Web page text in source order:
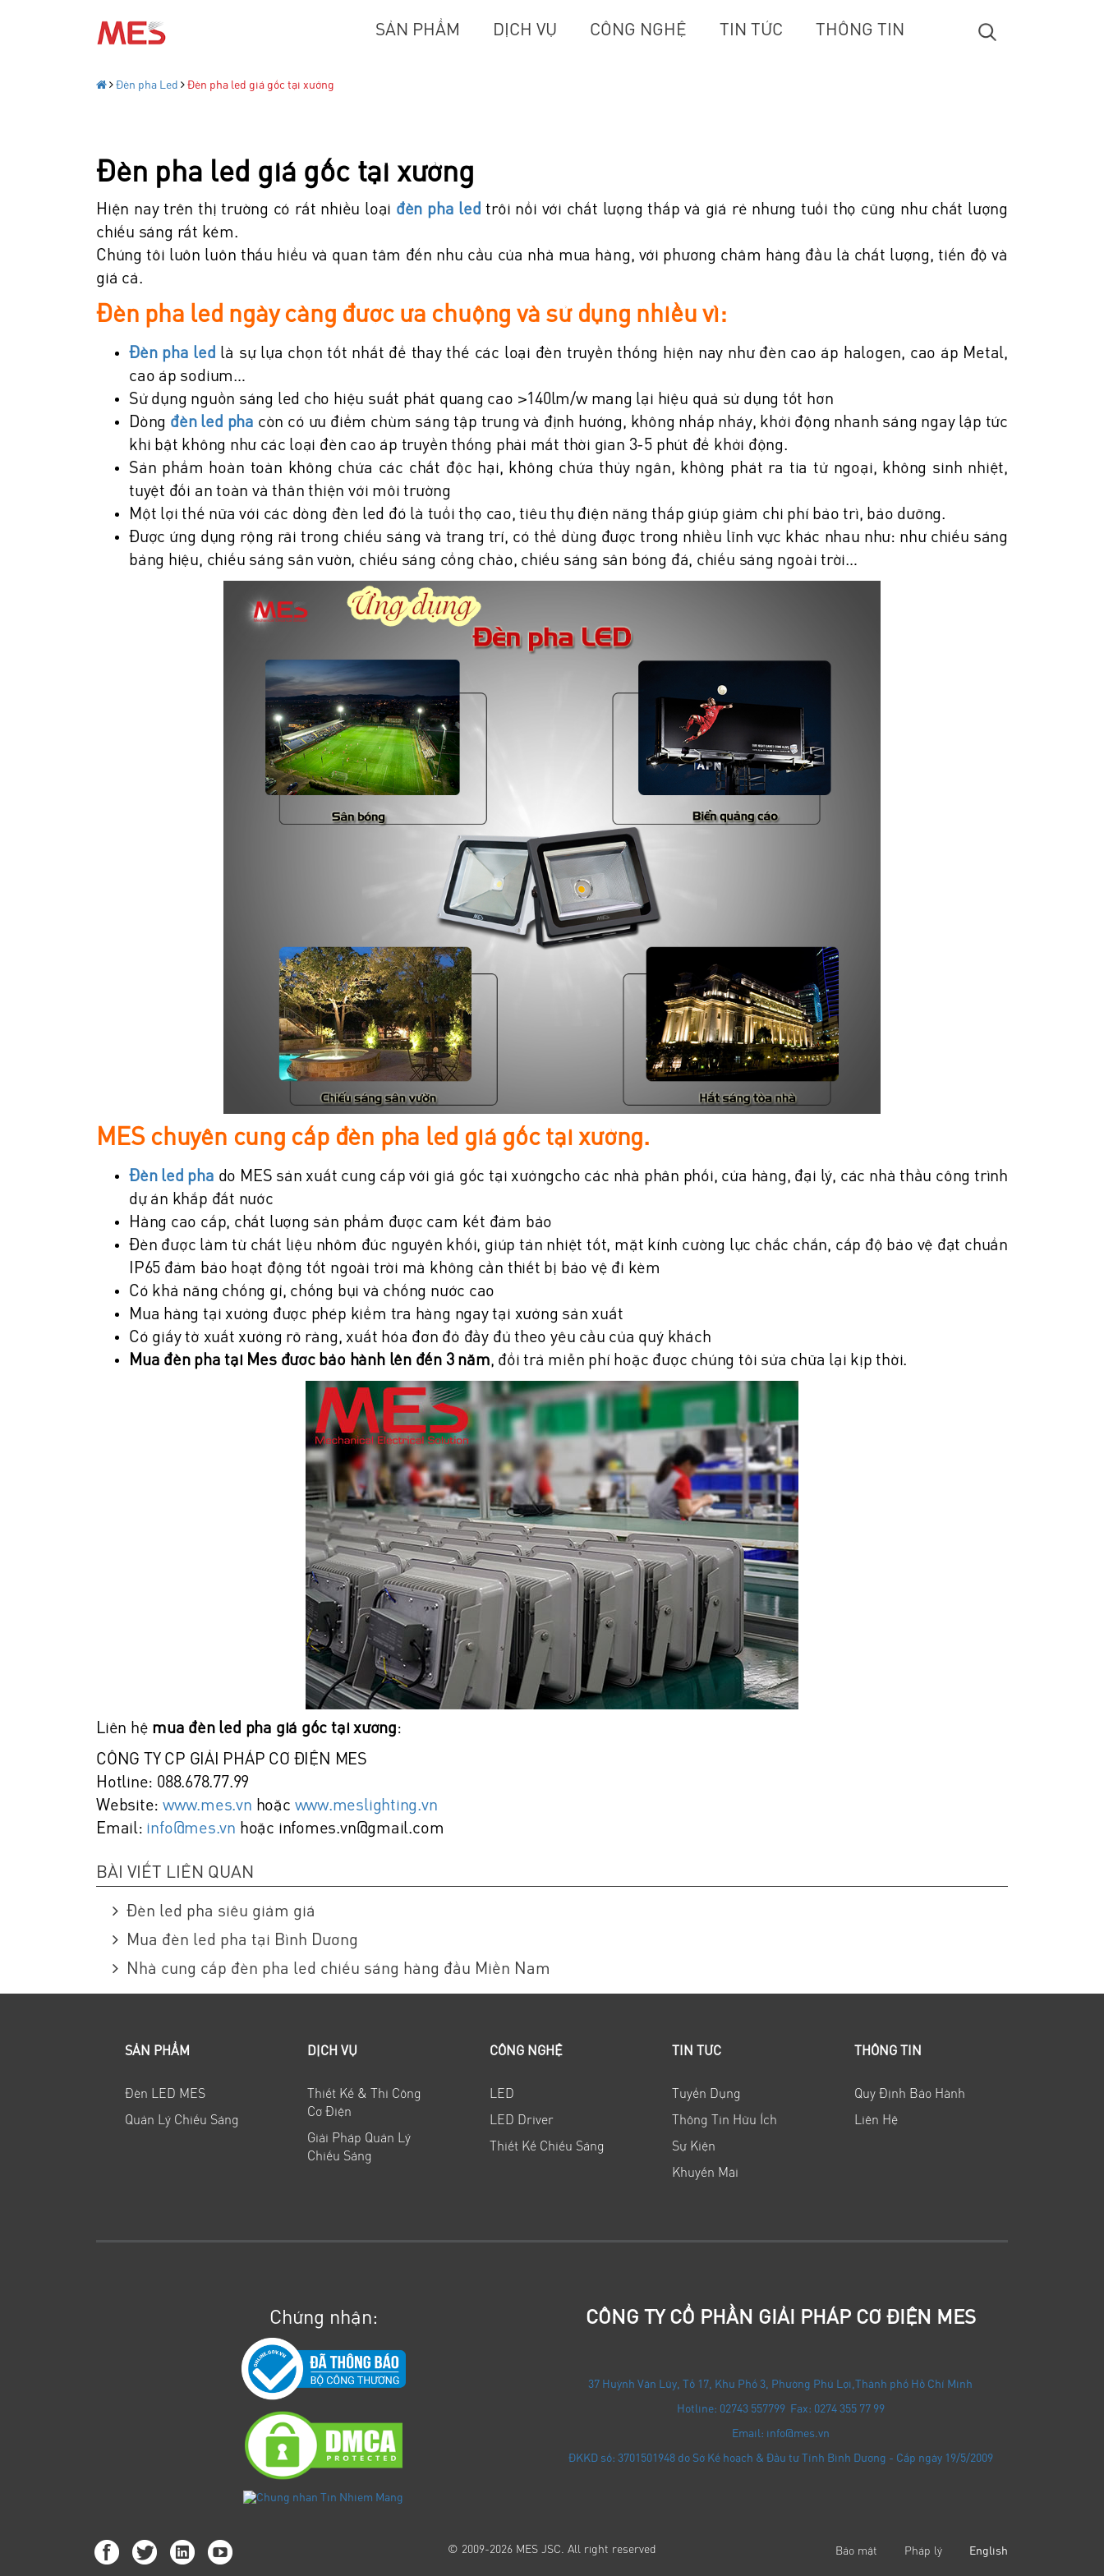
SẢN PHẨM DỊCH VỤ CÔNG NGHỆ TIN TỨC THÔNG TIN
Đèn pha Led Đèn pha led giá gốc tại xưởng
Đèn pha led giá gốc tại xưởng
Hiện nay trên thị trường có rất nhiều loại đèn pha led trôi nổi với chất lượng thấp và giá rẻ nhưng tuổi thọ cũng như chất lượng
chiếu sáng rất kém.
Chúng tôi luôn luôn thấu hiểu và quan tâm đến nhu cầu của nhà mua hàng, với phương châm hàng đầu là chất lượng, tiến độ và
giá cả.
Đèn pha led ngày càng được ưa chuộng và sử dụng nhiều vì:
Đèn pha led là sự lựa chọn tốt nhất để thay thế các loại đèn truyền thống hiện nay như đèn cao áp halogen, cao áp Metal,
cao áp sodium…
Sử dụng nguồn sáng led cho hiệu suất phát quang cao >140lm/w mang lại hiệu quả sử dụng tốt hơn
Dòng đèn led pha còn có ưu điểm chùm sáng tập trung và định hướng, không nhấp nháy, khởi động nhanh sáng ngay lập tức
khi bật không như các loại đèn cao áp truyền thống phải mất thời gian 3-5 phút để khởi động.
Sản phẩm hoàn toàn không chứa các chất độc hại, không chứa thủy ngân, không phát ra tia tử ngoại, không sinh nhiệt,
tuyệt đối an toàn và thân thiện với môi trường
Một lợi thế nữa với các dòng đèn led đó là tuổi thọ cao, tiêu thụ điện năng thấp giúp giảm chi phí bảo trì, bảo dưỡng.
Được ứng dụng rộng rãi trong chiếu sáng và trang trí, có thể dùng được trong nhiều lĩnh vực khác nhau như: như chiếu sáng
bảng hiệu, chiếu sáng sân vườn, chiếu sáng cổng chào, chiếu sáng sân bóng đá, chiếu sáng ngoài trời…
MES chuyên cung cấp đèn pha led giá gốc tại xưởng.
Đèn led pha do MES sản xuất cung cấp với giá gốc tại xưởngcho các nhà phân phối, cửa hàng, đại lý, các nhà thầu công trình
dự án khắp đất nước
Hàng cao cấp, chất lượng sản phẩm được cam kết đảm bảo
Đèn được làm từ chất liệu nhôm đúc nguyên khối, giúp tản nhiệt tốt, mặt kính cường lực chắc chắn, cấp độ bảo vệ đạt chuẩn
IP65 đảm bảo hoạt động tốt ngoài trời mà không cần thiết bị bảo vệ đi kèm
Có khả năng chống gỉ, chống bụi và chống nước cao
Mua hàng tại xưởng được phép kiểm tra hàng ngay tại xưởng sản xuất
Có giấy tờ xuất xưởng rõ ràng, xuất hóa đơn đỏ đầy đủ theo yêu cầu của quý khách
Mua đèn pha tại Mes được bảo hành lên đến 3 năm, đổi trả miễn phí hoặc được chúng tôi sửa chữa lại kịp thời.
Liên hệ mua đèn led pha giá gốc tại xưởng:
CÔNG TY CP GIẢI PHÁP CƠ ĐIỆN MES
Hotline: 088.678.77.99
Website:www.mes.vn hoặc www.meslighting.vn
Email: info@mes.vn hoặc infomes.vn@gmail.com
BÀI VIẾT LIÊN QUAN
Đèn led pha siêu giảm giá
Mua đèn led pha tại Bình Dương
Nhà cung cấp đèn pha led chiếu sáng hàng đầu Miền Nam
SẢN PHẨM
Đèn LED MES
Quản Lý Chiếu Sáng
DỊCH VỤ
Thiết Kế & Thi Công
Cơ Điện
Giải Pháp Quản Lý
Chiếu Sáng
CÔNG NGHỆ
LED
LED Driver
Thiết Kế Chiếu Sáng
TIN TỨC
Tuyển Dụng
Thông Tin Hữu Ích
Sự Kiện
Khuyến Mãi
THÔNG TIN
Quy Định Bảo Hành
Liên Hệ
Chứng nhận: CÔNG TY CỔ PHẦN GIẢI PHÁP CƠ ĐIỆN MES
37 Huỳnh Văn Lũy, Tổ 17, Khu Phố 3, Phường Phú Lợi, Thành phố Hồ Chí Minh
Hotline: 02743 557799 Fax: 0274 355 77 99
Email: info@mes.vn
ĐKKD số: 3701501948 do Sở Kế hoạch & Đầu tư Tỉnh Bình Dương - Cấp ngày 19/5/2009
© 2009-2026 MES JSC. All right reserved Bảo mật Pháp lý English